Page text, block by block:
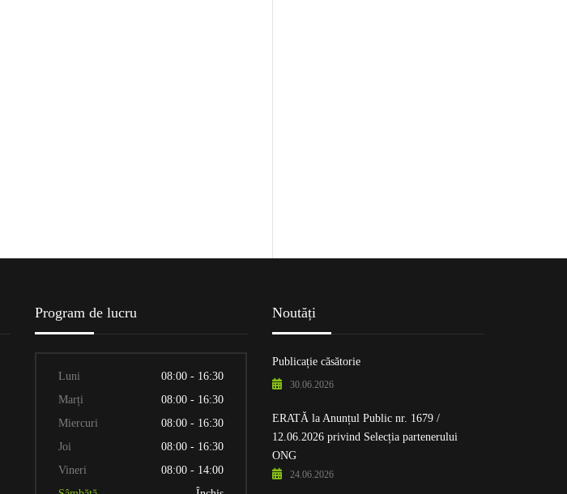
Program de lucru
Luni
08:00 - 16:30
Marți
08:00 - 16:30
Miercuri
08:00 - 16:30
Joi
08:00 - 16:30
Vineri
08:00 - 14:00
Noutăți
Publicație căsătorie
30.06.2026
ERATĂ la Anunțul Public nr. 1679 /
12.06.2026 privind Selecția partenerului
ONG
24.06.2026